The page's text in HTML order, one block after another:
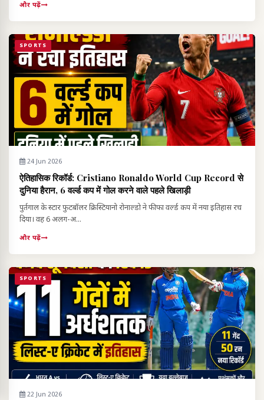
और पढ़ें
SPORTS
24 Jun 2026
ऐतिहासिक रिकॉर्ड: Cristiano Ronaldo World Cup Record से
दुनिया हैरान, 6 वर्ल्ड कप में गोल करने वाले पहले खिलाड़ी
पुर्तगाल के स्टार फुटबॉलर क्रिस्टियानो रोनाल्डो ने फीफा वर्ल्ड कप में नया इतिहास रच
दिया। वह 6 अलग-अ...
और पढ़ें
SPORTS
22 Jun 2026